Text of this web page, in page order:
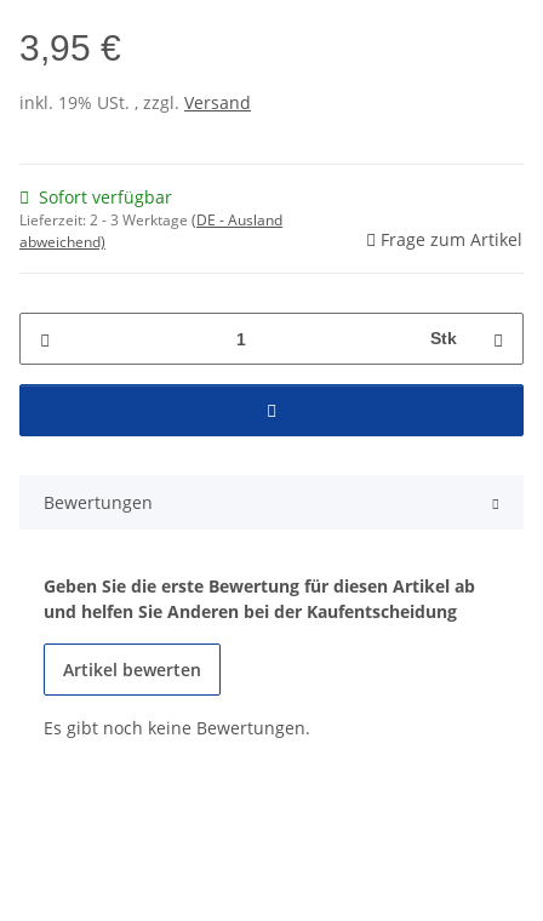
3,95 €
inkl. 19% USt. , zzgl. Versand
Sofort verfügbar
Lieferzeit:2 - 3 Werktage (DE - Ausland
abweichend)
Frage zum Artikel
Stk
Bewertungen
Geben Sie die erste Bewertung für diesen Artikel ab
und helfen Sie Anderen bei der Kaufentscheidung
Artikel bewerten
Es gibt noch keine Bewertungen.